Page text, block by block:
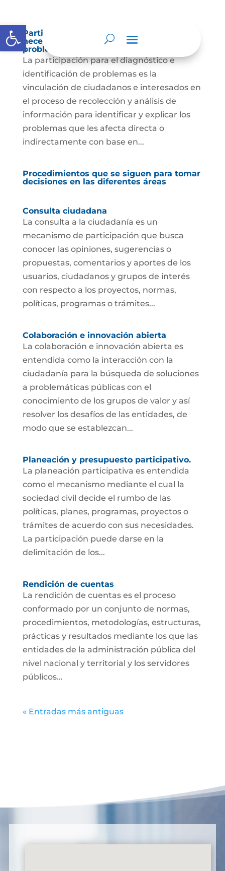
Abrir barra de herramientas
Participación para el diagnóstico de
necesidades e identificación de
problemas.
La participación para el diagnóstico e
identificación de problemas es la
vinculación de ciudadanos e interesados en
el proceso de recolección y análisis de
información para identificar y explicar los
problemas que les afecta directa o
indirectamente con base en...
Procedimientos que se siguen para tomar
decisiones en las diferentes áreas
Consulta ciudadana
La consulta a la ciudadanía es un
mecanismo de participación que busca
conocer las opiniones, sugerencias o
propuestas, comentarios y aportes de los
usuarios, ciudadanos y grupos de interés
con respecto a los proyectos, normas,
políticas, programas o trámites...
Colaboración e innovación abierta
La colaboración e innovación abierta es
entendida como la interacción con la
ciudadanía para la búsqueda de soluciones
a problemáticas públicas con el
conocimiento de los grupos de valor y así
resolver los desafíos de las entidades, de
modo que se establezcan...
Planeación y presupuesto participativo.
La planeación participativa es entendida
como el mecanismo mediante el cual la
sociedad civil decide el rumbo de las
políticas, planes, programas, proyectos o
trámites de acuerdo con sus necesidades.
La participación puede darse en la
delimitación de los...
Rendición de cuentas
La rendición de cuentas es el proceso
conformado por un conjunto de normas,
procedimientos, metodologías, estructuras,
prácticas y resultados mediante los que las
entidades de la administración pública del
nivel nacional y territorial y los servidores
públicos...
« Entradas más antiguas